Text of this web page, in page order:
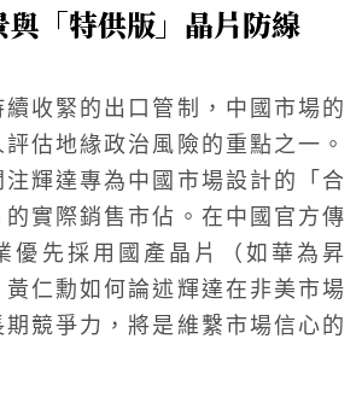
與「特供版」晶片防線
收緊的出口管制，中國市場的
估地緣政治風險的重點之一。
輝達專為中國市場設計的「合
實際銷售市佔。在中國官方傳
優先採用國產晶片（如華為昇
仁勳如何論述輝達在非美市場
競爭力，將是維繫市場信心的